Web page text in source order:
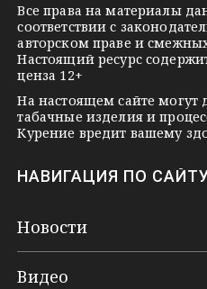
k
i
Все права на материалы
соответствии с
авторском праве и
Настоящий ресурс
ценза 12+
На настоящем сайте могут
табачные изделия и
Курение вредит вашему
НАВИГАЦИЯ ПО
Новости
Видео